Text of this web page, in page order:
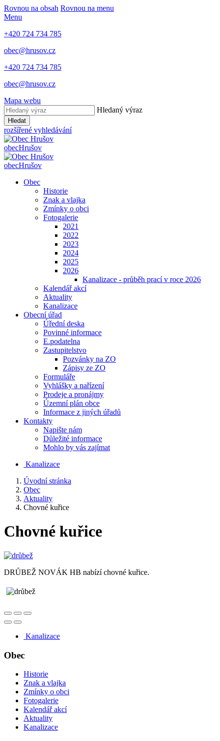
Rovnou na obsah Rovnou na menu
Menu
+420 724 734 785
obec@hrusov.cz
+420 724 734 785
obec@hrusov.cz
Mapa webu
Hledaný výraz
Hledat
rozšířené vyhledávání
obecHrušov
obecHrušov
Obec
Historie
Znak a vlajka
Zmínky o obci
Fotogalerie
2021
2022
2023
2024
2025
2026
Kanalizace - průběh prací v roce 2026
Kalendář akcí
Aktuality
Kanalizace
Obecní úřad
Úřední deska
Povinné informace
E.podatelna
Zastupitelstvo
Pozvánky na ZO
Zápisy ze ZO
Formuláře
Vyhlášky a nařízení
Prodeje a pronájmy
Územní plán obce
Informace z jiných úřadů
Kontakty
Napište nám
Důležité informace
Mohlo by vás zajímat
Kanalizace
Úvodní stránka
Obec
Aktuality
Chovné kuřice
Chovné kuřice
DRŮBEŽ NOVÁK HB nabízí chovné kuřice.
Kanalizace
Obec
Historie
Znak a vlajka
Zmínky o obci
Fotogalerie
Kalendář akcí
Aktuality
Kanalizace